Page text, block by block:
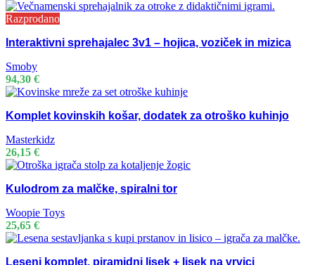
Razprodano
Interaktivni sprehajalec 3v1 – hojica, voziček in mizica
Smoby
94,30 €
Komplet kovinskih košar, dodatek za otroško kuhinjo
Masterkidz
26,15 €
Kulodrom za malčke, spiralni tor
Woopie Toys
25,65 €
Leseni komplet, piramidni lisek + lisek na vrvici